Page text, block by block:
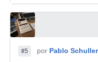
#5 por Pablo Schuller